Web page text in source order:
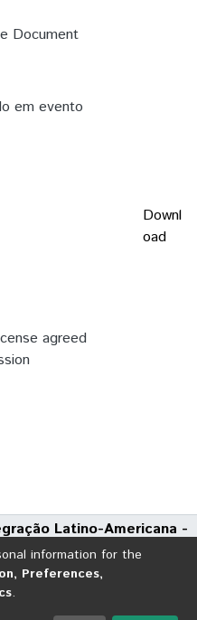
Document
em evento
agreed
Downl
oad
Latino-Americana -
1000 - Polo Universitário
Iguaçu - Paraná
information for the
Preferences,
.